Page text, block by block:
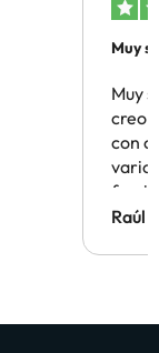
Muy
Muy
creo
con
Hotel
Raúl